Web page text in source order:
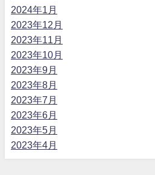
2024年1月
2023年12月
2023年11月
2023年10月
2023年9月
2023年8月
2023年7月
2023年6月
2023年5月
2023年4月